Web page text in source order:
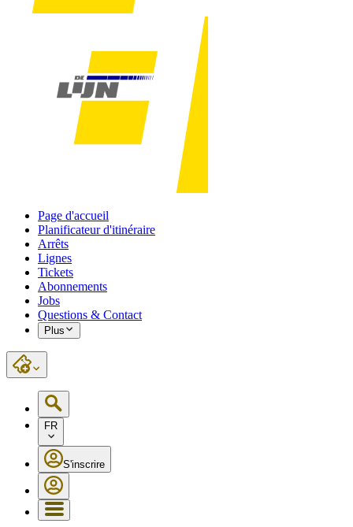
Page d'accueil
Planificateur d'itinéraire
Arrêts
Lignes
Tickets
Abonnements
Jobs
Questions & Contact
Plus
FR
S'inscrire